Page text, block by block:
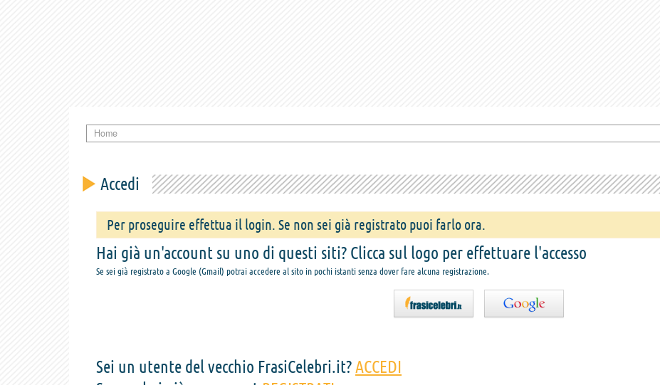
Home
Accedi
Per proseguire effettua il login. Se non sei già registrato puoi farlo ora.
Hai già un'account su uno di questi siti? Clicca sul logo per effettuare l'accesso
Se sei già registrato a Google (Gmail) potrai accedere al sito in pochi istanti senza dover fare alcuna registrazione.
Sei un utente del vecchio FrasiCelebri.it?ACCEDI